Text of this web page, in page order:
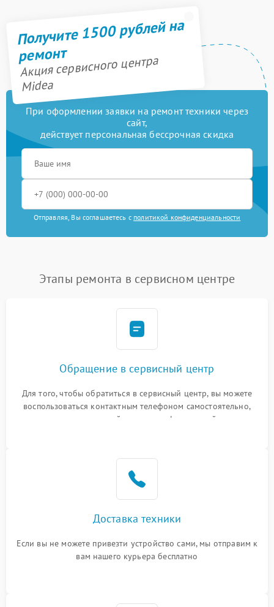
Получите 1500 рублей на
ремонт
Акция сервисного центра
Midea
При оформлении заявки на ремонт техники через
сайт,
действует персональная бессрочная скидка
Отправляя, Вы соглашаетесь с политикой конфиденциальности
Этапы ремонта в сервисном центре
Обращение в сервисный центр
Для того, чтобы обратиться в сервисный центр, вы можете
воспользоваться контактным телефоном самостоятельно,
или оставить свой номер телефона на сайте
Доставка техники
Если вы не можете привезти устройство сами, мы отправим к
вам нашего курьера бесплатно